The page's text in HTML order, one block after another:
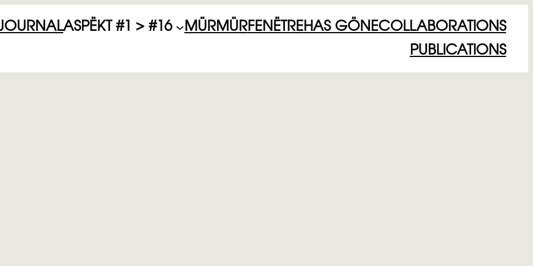
ASPËKT #1 > #16 MÜRMÜRFENËTREHAS GÖNECOLLABORATIONS
PUBLICATIONS